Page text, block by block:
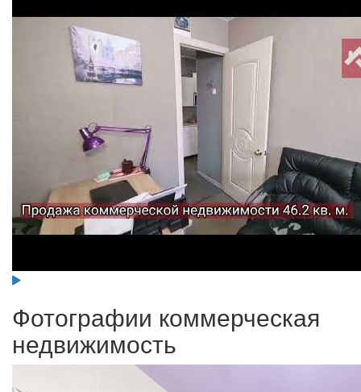
Фотографии коммерческая
недвижимость